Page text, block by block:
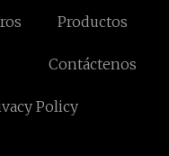
Productos
Contáctenos
Policy